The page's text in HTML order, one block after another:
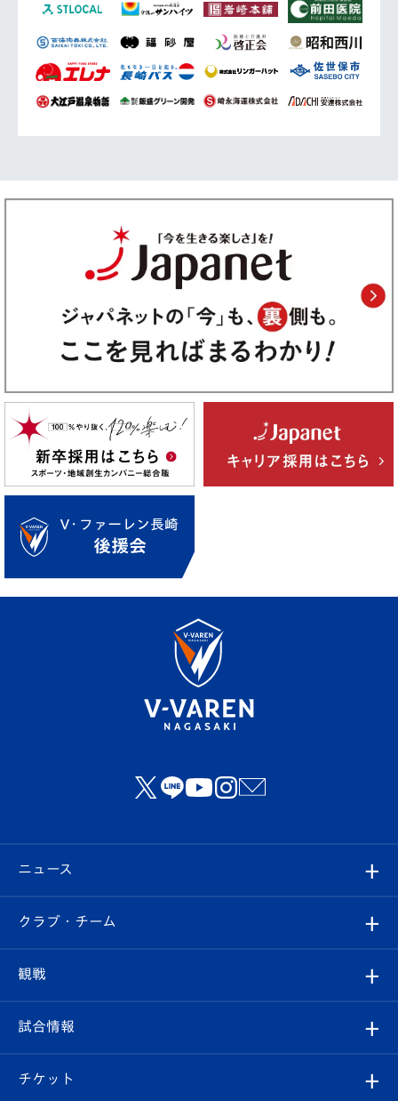
ニュース
すべて
クラブ
試合情報
クラブ・チーム
クラブ概要
観戦
観戦ルール
試合情報
試合日程/結果
チケット